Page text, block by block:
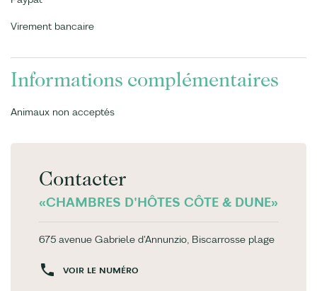
Virement bancaire
Informations complémentaires
Animaux non acceptés
Contacter
«CHAMBRES D'HÔTES CÔTE & DUNE»
675 avenue Gabriele d'Annunzio, Biscarrosse plage
VOIR LE NUMÉRO